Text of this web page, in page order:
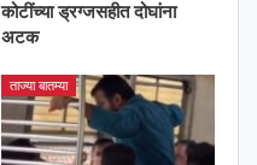
कोटींच्या ड्रग्जसहीत दोघांना
अटक
ताज्या बातम्या